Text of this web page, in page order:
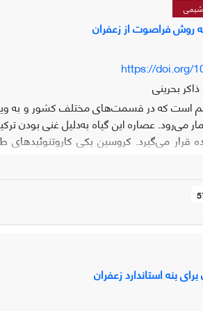
روش فراصوت از زعفران
https://doi.org/
بحرینی
مهم است که در قسمت‌های مختلف کشور و
می‌رود. عصاره این گیاه به‌دلیل غنی بودن
قرار می‌گیرد. کروسین یکی
اهمیت مواد موثره موجود در عصاره
استفاده شد. با توجه به نتایج به‌دست
موثره و کروسین از زعفران انتخاب شد.
بنه استاندارد زعفران